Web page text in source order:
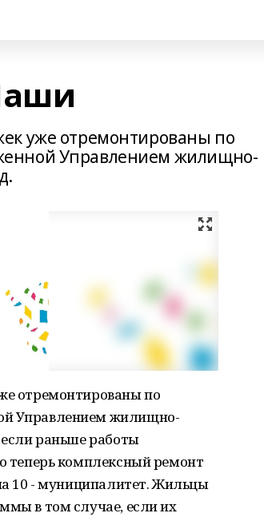
уже отремонтированы по
Управлением жилищно-
отремонтированы по
Управлением жилищно-
раньше работы
теперь комплексный ремонт
10 - муниципалитет. Жильцы
в том случае, если их